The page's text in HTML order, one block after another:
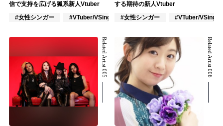
信で支持を広げる狐系新人Vtuber
#女性シンガー
#VTuber/VSinger #VOCALOID
する期待の新人Vtuber
#女性シンガー
#VTuber/VSinger
Related Artist 005 Related Artist 006